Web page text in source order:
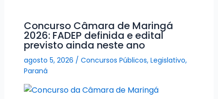
Concurso Câmara de Maringá
2026: FADEP definida e edital
previsto ainda neste ano
agosto 5, 2026 / Concursos Públicos, Legislativo,
Paraná